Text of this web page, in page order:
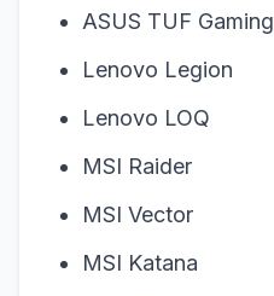
ASUS TUF Gaming
Lenovo Legion
Lenovo LOQ
MSI Raider
MSI Vector
MSI Katana